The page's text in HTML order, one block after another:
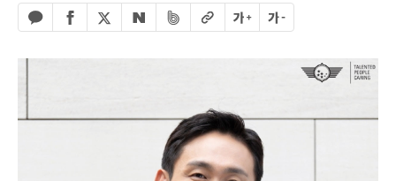
카카오톡 공유하기
페이스북 공유하기
엑스 공유하기
네이버 공유하기
밴드 공유하기
URL복사글자 크게글자 작게